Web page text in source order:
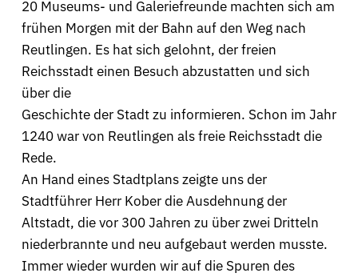
20 Museums- und Galeriefreunde machten sich am
frühen Morgen mit der Bahn auf den Weg nach
Reutlingen. Es hat sich gelohnt, der freien
Reichsstadt einen Besuch abzustatten und sich
über die
Geschichte der Stadt zu informieren. Schon im Jahr
1240 war von Reutlingen als freie Reichsstadt die
Rede.
An Hand eines Stadtplans zeigte uns der
Stadtführer Herr Kober die Ausdehnung der
Altstadt, die vor 300 Jahren zu über zwei Dritteln
niederbrannte und neu aufgebaut werden musste.
Immer wieder wurden wir auf die Spuren des